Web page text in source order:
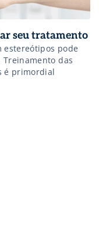
seu tratamento
estereótipos pode
das
é primordial